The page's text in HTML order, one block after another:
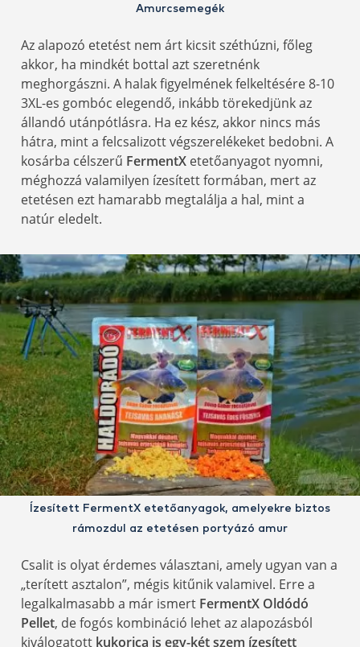
Amurcsemegék
Az alapozó etetést nem árt kicsit széthúzni, főleg
akkor, ha mindkét bottal azt szeretnénk
meghorgászni. A halak figyelmének felkeltésére 8-10
3XL-es gombóc elegendő, inkább törekedjünk az
állandó utánpótlásra. Ha ez kész, akkor nincs más
hátra, mint a felcsalizott végszerelékeket bedobni. A
kosárba célszerű FermentX etetőanyagot nyomni,
méghozzá valamilyen ízesített formában, mert az
etetésen ezt hamarabb megtalálja a hal, mint a
natúr eledelt.
Ízesített FermentX etetőanyagok, amelyekre biztos
rámozdul az etetésen portyázó amur
Csalit is olyat érdemes választani, amely ugyan van a
„terített asztalon”, mégis kitűnik valamivel. Erre a
legalkalmasabb a már ismert FermentX Oldódó
Pellet, de fogós kombináció lehet az alapozásból
kiválogatott kukorica is egy-két szem ízesített